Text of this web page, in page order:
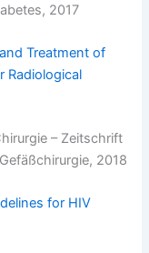
2017
Treatment of
Radiological
– Zeitschrift
2018
for HIV